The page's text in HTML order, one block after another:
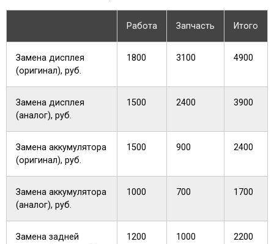
Работа Запчасть Итого
Замена дисплея
(оригинал), руб.
1800 3100 4900
Замена дисплея
(аналог), руб.
1500 2400 3900
Замена аккумулятора
(оригинал), руб.
1500 900 2400
Замена аккумулятора
(аналог), руб.
1000 700 1700
Замена задней
1200 1000 2200